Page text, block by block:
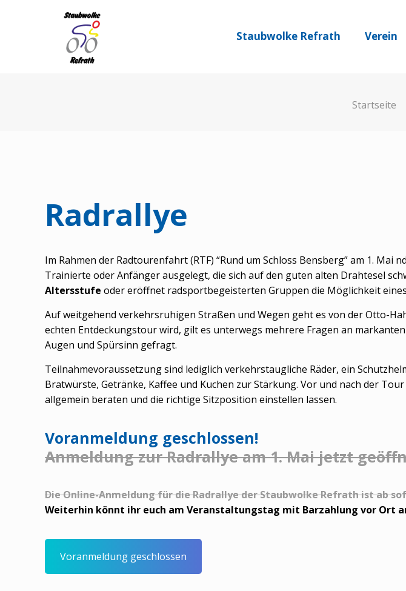
Staubwolke Refrath Verein
Startseite
Radrallye
Im Rahmen der Radtourenfahrt (RTF) “Rund um Schloss Bensberg” am 1. Mai
Trainierte oder Anfänger ausgelegt, die sich auf den guten alten Drahtesel
Altersstufe oder eröffnet radsportbegeisterten Gruppen die Möglichkeit
Auf weitgehend verkehrsruhigen Straßen und Wegen geht es von der Otto-
echten Entdeckungstour wird, gilt es unterwegs mehrere Fragen an
Augen und Spürsinn gefragt.
Teilnahmevoraussetzung sind lediglich verkehrstaugliche Räder, ein
Bratwürste, Getränke, Kaffee und Kuchen zur Stärkung. Vor und nach der
allgemein beraten und die richtige Sitzposition einstellen lassen.
Voranmeldung geschlossen!
Anmeldung zur Radrallye am 1. Mai jetzt
Die Online-Anmeldung für die Radrallye der Staubwolke Refrath ist ab
Weiterhin könnt ihr euch am Veranstaltungstag mit Barzahlung vor Ort
Voranmeldung geschlossen